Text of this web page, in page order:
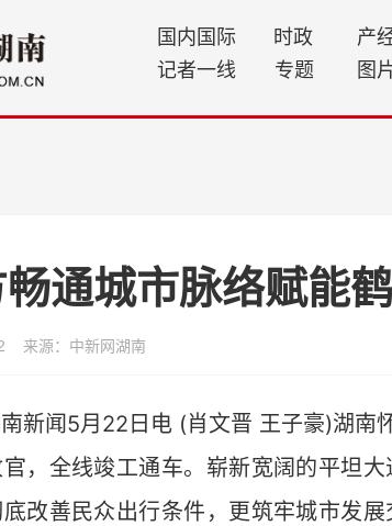
国内国际 时政 产
记者一线
专题 图
通城市脉络赋能
来源：中新网湖南
闻5月22日电 (肖文晋 王子豪)湖南
，全线竣工通车。崭新宽阔的平坦
改善民众出行条件，更筑牢城市发